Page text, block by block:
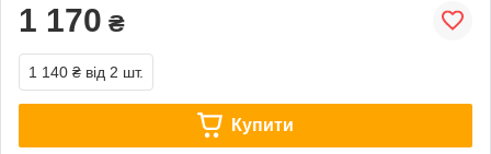
1 170 ₴
1 140 ₴ від 2 шт.
Купити